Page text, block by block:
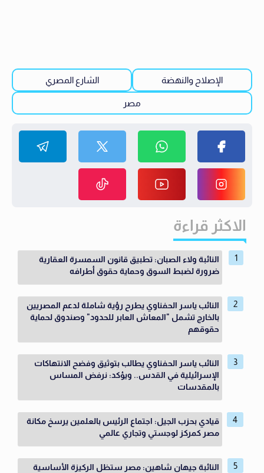
الإصلاح والنهضة الشارع المصري
مصر
الاكثر قراءة
النائبة ولاء الصبان: تطبيق قانون السمسرة العقارية
ضرورة لضبط السوق وحماية حقوق أطرافه
النائب ياسر الحفناوي يطرح رؤية شاملة لدعم المصريين
بالخارج تشمل "المعاش العابر للحدود" وصندوق لحماية
حقوقهم
النائب ياسر الحفناوي يطالب بتوثيق وفضح الانتهاكات
الإسرائيلية في القدس.. ويؤكد: نرفض المساس
بالمقدسات
قيادي بحزب الجيل: اجتماع الرئيس بالعلمين يرسخ مكانة
مصر كمركز لوجستي وتجاري عالمي
النائبة جيهان شاهين: مصر ستظل الركيزة الأساسية